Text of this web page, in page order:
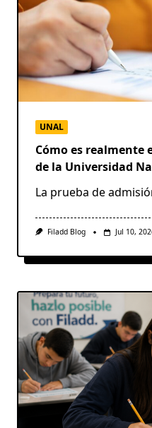
UNAL
Cómo es realmente
de la Universidad
La prueba de
Filadd Blog Jul 10,